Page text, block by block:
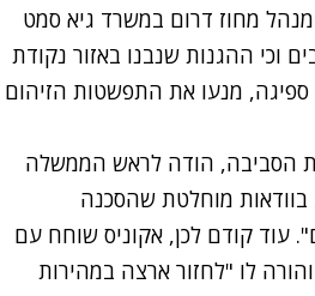
מחוז דרום במשרד גיא סמט
וכי ההגנות שנבנו באזור נקודת
ספיגה, מנעו את התפשטות הזיהום
הסביבה, הודה לראש הממשלה
בוודאות מוחלטת שהסכנה
עוד קודם לכן, אקוניס שוחח עם
לו "לחזור ארצה במהירות